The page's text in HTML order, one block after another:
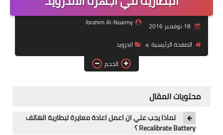
حماية
اندرويد
ويندوز
18 نوفمبر 2016
Ibrahim Al-Nuaimy
الصفحة الرئيسية
اندرويد
الحجم
محتويات المقال
لماذا يجب علي ان اعمل اعادة معايرة لبطارية الهاتف
Recalibrate Battery ؟